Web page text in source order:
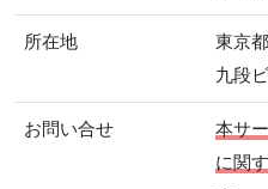
所在地
東京
九段
お問い合せ
本サ
に関